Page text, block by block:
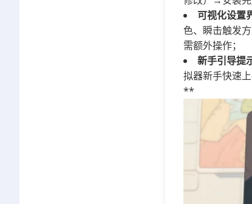
可视化设置
色、瞬击触发
需额外操作；
新手引导提
拟器新手快速
**